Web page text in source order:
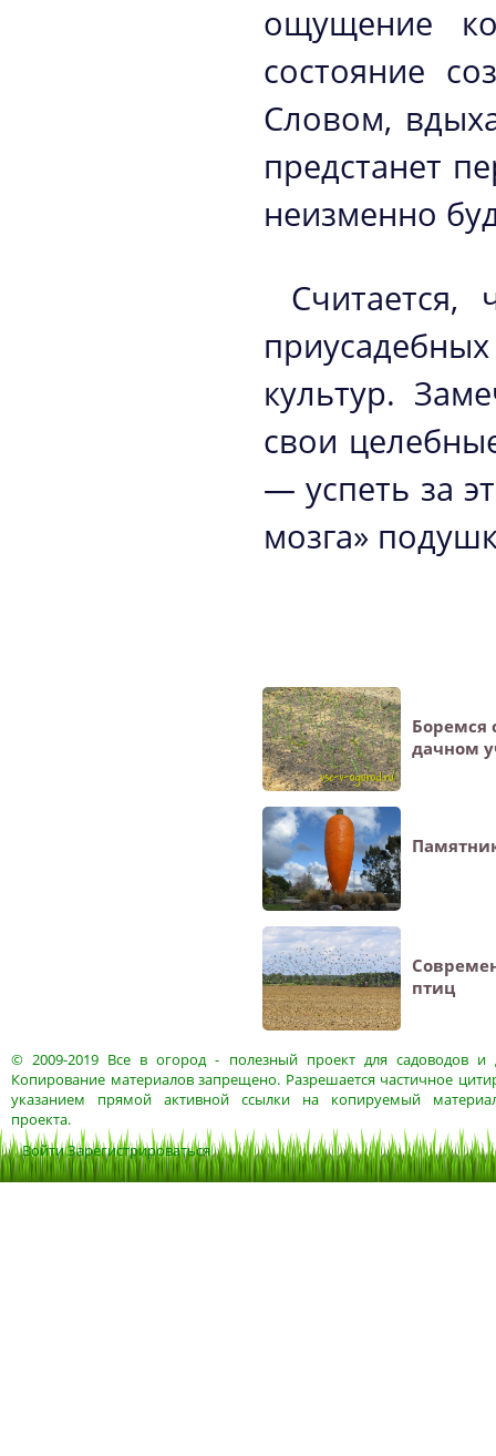
ощущение
состояние
Словом,
предстанет
неизменно
культур.
свои
— успеть за
мозга»
Боремся
дачном
птиц
© 2009-2019 Все в огород- полезный проект для садоводов и
Копирование материалов запрещено. Разрешается частичное
указанием прямой активной ссылки на копируемый
проекта.
ВойтиЗарегистрироваться